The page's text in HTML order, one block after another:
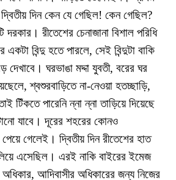
দিন কেন যে গেছিল! কেন গেছিল?
দরকার। রীতেশের চেনাজানা বিশাল পরিধি
বিন্দু হতে পারলে, সেই বিন্দুটা বাকি
ঘরভাঙা মদ্দা যুবতী, বরের ঘর
শ্বশুরবাড়িতে না-নেওয়া হতচ্ছাড়ি,
টিঁকতে পারেনি ন্না ন্না তাড়িয়ে দিয়েছে
যাবে। দূরের শহরের কোনও
গেলেই। দ্বিতীয় দিন রীতেশের হাত
এসেছিল। এরই নাকি বাইরের ইমেজ
আদিবাসীর অধিকারের জন্য নিজের